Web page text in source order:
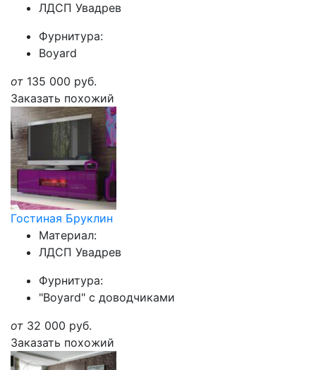
ЛДСП Увадрев
Фурнитура:
Boyard
от 135 000 руб.
Заказать похожий
Гостиная Бруклин
Материал:
ЛДСП Увадрев
Фурнитура:
"Boyard" с доводчиками
от 32 000 руб.
Заказать похожий